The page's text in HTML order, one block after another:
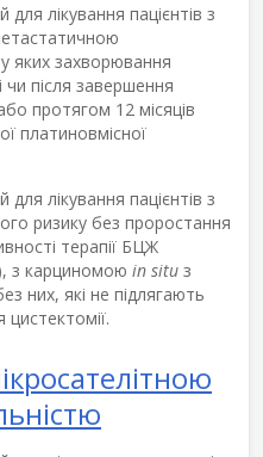
для лікування пацієнтів з
яких захворювання
після завершення
протягом 12 місяців
платиновмісної
для лікування пацієнтів з
ризику без проростання
терапії БЦЖ
з карциномою in situ з
них, які не підлягають